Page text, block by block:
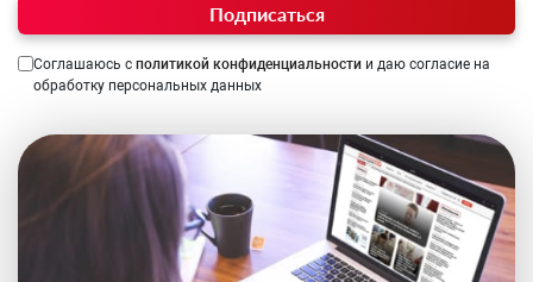
Подписаться
Соглашаюсь с политикой конфиденциальности и даю согласие на
обработку персональных данных